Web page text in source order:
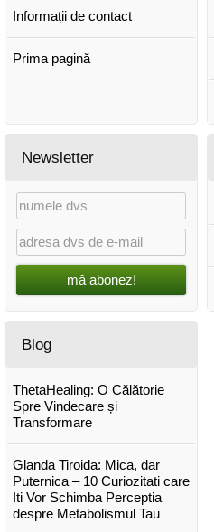
Informații de contact
Prima pagină
Newsletter
mă abonez!
Blog
ThetaHealing: O Călătorie
Spre Vindecare și
Transformare
Glanda Tiroida: Mica, dar
Puternica – 10 Curiozitati care
Iti Vor Schimba Perceptia
despre Metabolismul Tau